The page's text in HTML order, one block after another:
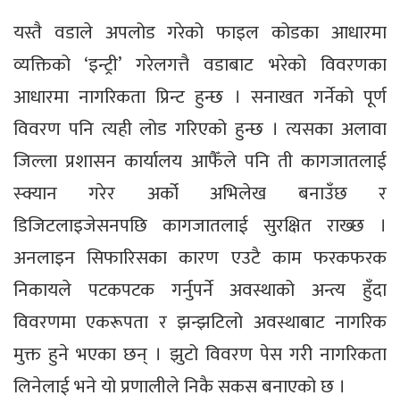
यस्तै वडाले अपलोड गरेको फाइल कोडका आधारमा
व्यक्तिको ‘इन्ट्री’ गरेलगत्तै वडाबाट भरेको विवरणका
आधारमा नागरिकता प्रिन्ट हुन्छ । सनाखत गर्नेको पूर्ण
विवरण पनि त्यही लोड गरिएको हुन्छ । त्यसका अलावा
जिल्ला प्रशासन कार्यालय आफैँले पनि ती कागजातलाई
स्क्यान गरेर अर्को अभिलेख बनाउँछ र
डिजिटलाइजेसनपछि कागजातलाई सुरक्षित राख्छ ।
अनलाइन सिफारिसका कारण एउटै काम फरकफरक
निकायले पटकपटक गर्नुपर्ने अवस्थाको अन्त्य हुँदा
विवरणमा एकरूपता र झन्झटिलो अवस्थाबाट नागरिक
मुक्त हुने भएका छन् । झुटो विवरण पेस गरी नागरिकता
लिनेलाई भने यो प्रणालीले निकै सकस बनाएको छ ।